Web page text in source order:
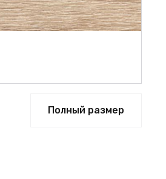
Полный размер